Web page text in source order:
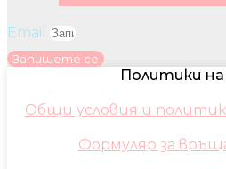
Email
Запишете се
Политики
Общи условия и
Формуляр за